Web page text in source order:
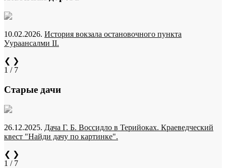
10.02.2026. История вокзала остановочного пункта
Уураансалми II.
❮ ❯
1 / 7
Старые дачи
26.12.2025. Дача Г. Б. Воссидло в Терийоках. Краеведческий
квест "Найди дачу по картинке".
❮ ❯
1 / 7